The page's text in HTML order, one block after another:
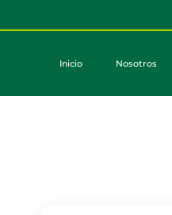
Inicio Nosotros